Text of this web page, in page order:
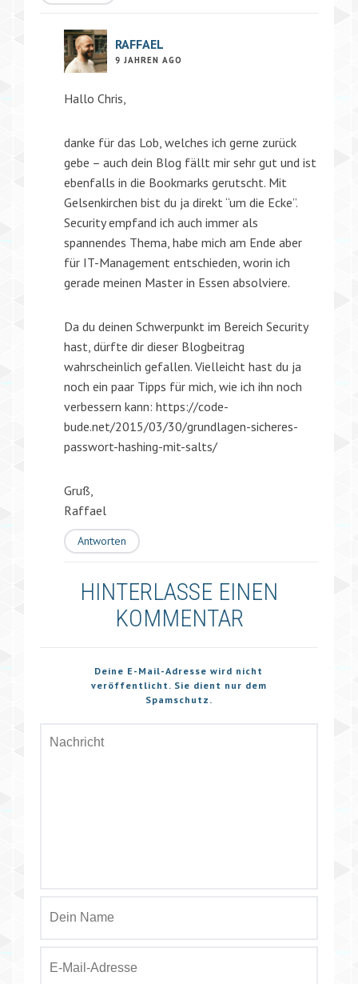
RAFFAEL
9 JAHREN AGO
Hallo Chris,
danke für das Lob, welches ich gerne zurück
gebe – auch dein Blog fällt mir sehr gut und ist
ebenfalls in die Bookmarks gerutscht. Mit
Gelsenkirchen bist du ja direkt “um die Ecke”.
Security empfand ich auch immer als
spannendes Thema, habe mich am Ende aber
für IT-Management entschieden, worin ich
gerade meinen Master in Essen absolviere.
Da du deinen Schwerpunkt im Bereich Security
hast, dürfte dir dieser Blogbeitrag
wahrscheinlich gefallen. Vielleicht hast du ja
noch ein paar Tipps für mich, wie ich ihn noch
verbessern kann: https://code-
bude.net/2015/03/30/grundlagen-sicheres-
passwort-hashing-mit-salts/
Gruß,
Raffael
Antworten
HINTERLASSE EINEN
KOMMENTAR
Deine E-Mail-Adresse wird nicht
veröffentlicht. Sie dient nur dem
Spamschutz.